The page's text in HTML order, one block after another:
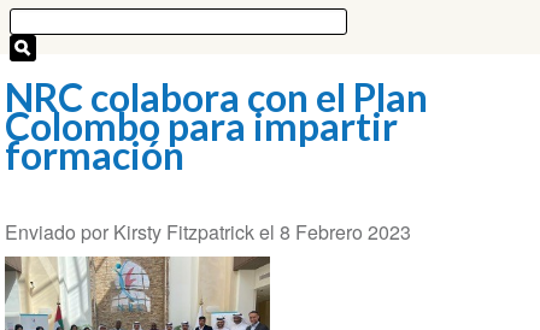
NRC colabora con el Plan
Colombo para impartir
formación
Enviado por Kirsty Fitzpatrickel 8 Febrero 2023